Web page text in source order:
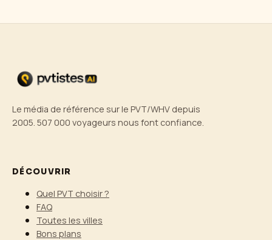
Le média de référence sur le PVT/WHV depuis
2005. 507 000 voyageurs nous font confiance.
DÉCOUVRIR
Quel PVT choisir ?
FAQ
Toutes les villes
Bons plans